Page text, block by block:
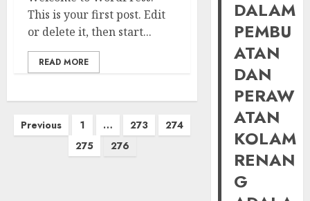
This is your first post. Edit
or delete it, then start...
READ MORE
Posts
pagination
Previous 1 … 273
274
275
276
DALAM
PEMBU
ATAN
DAN
PERAW
ATAN
KOLAM
RENAN
G